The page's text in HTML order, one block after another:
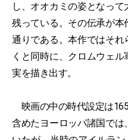
し、オオカミの姿となっ
残っている。その伝承が
通りである。本作ではそ
くと同時に、クロムウェ
実を描き出す。
映画の中の時代設定は
含めたヨーロッパ諸国で